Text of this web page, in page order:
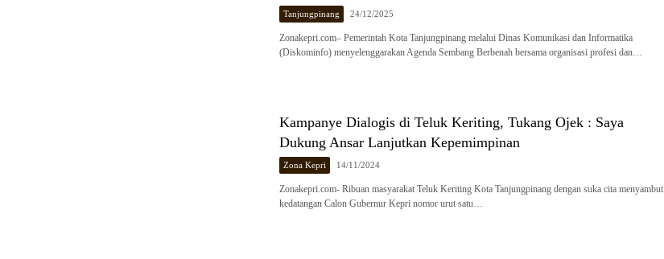
Tanjungpinang 24/12/2025
Zonakepri.com– Pemerintah Kota Tanjungpinang melalui Dinas Komunikasi dan Informatika
(Diskominfo) menyelenggarakan Agenda Sembang Berbenah bersama organisasi profesi dan…
Kampanye Dialogis di Teluk Keriting, Tukang Ojek : Saya
Dukung Ansar Lanjutkan Kepemimpinan
Zona Kepri 14/11/2024
Zonakepri.com- Ribuan masyarakat Teluk Keriting Kota Tanjungpinang dengan suka cita menyambut
kedatangan Calon Gubernur Kepri nomor urut satu…